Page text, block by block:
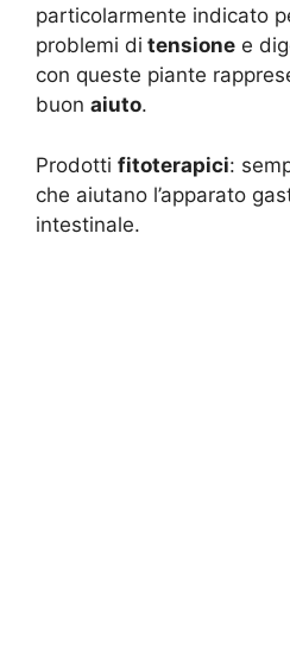
particolarmente indicato
problemi di tensione e
con queste piante
buon aiuto.
Prodotti fitoterapici:
che aiutano l’apparato
intestinale.